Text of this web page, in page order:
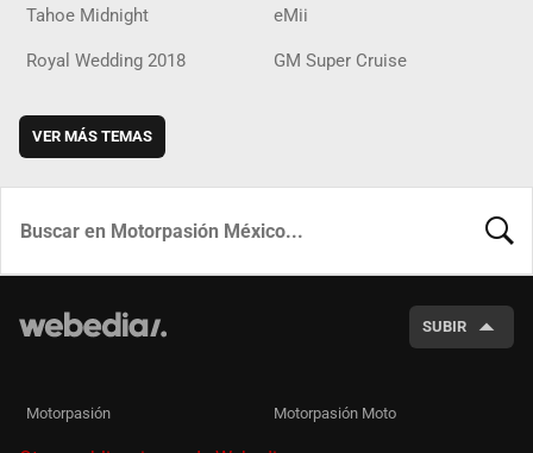
Tahoe Midnight eMii
Royal Wedding 2018 GM Super Cruise
VER MÁS TEMAS
SUBIR
Motorpasión Motorpasión Moto